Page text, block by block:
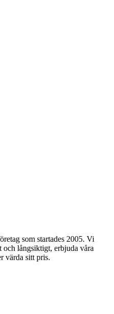
som startades 2005. Vi
och långsiktigt, erbjuda våra
värda sitt pris.